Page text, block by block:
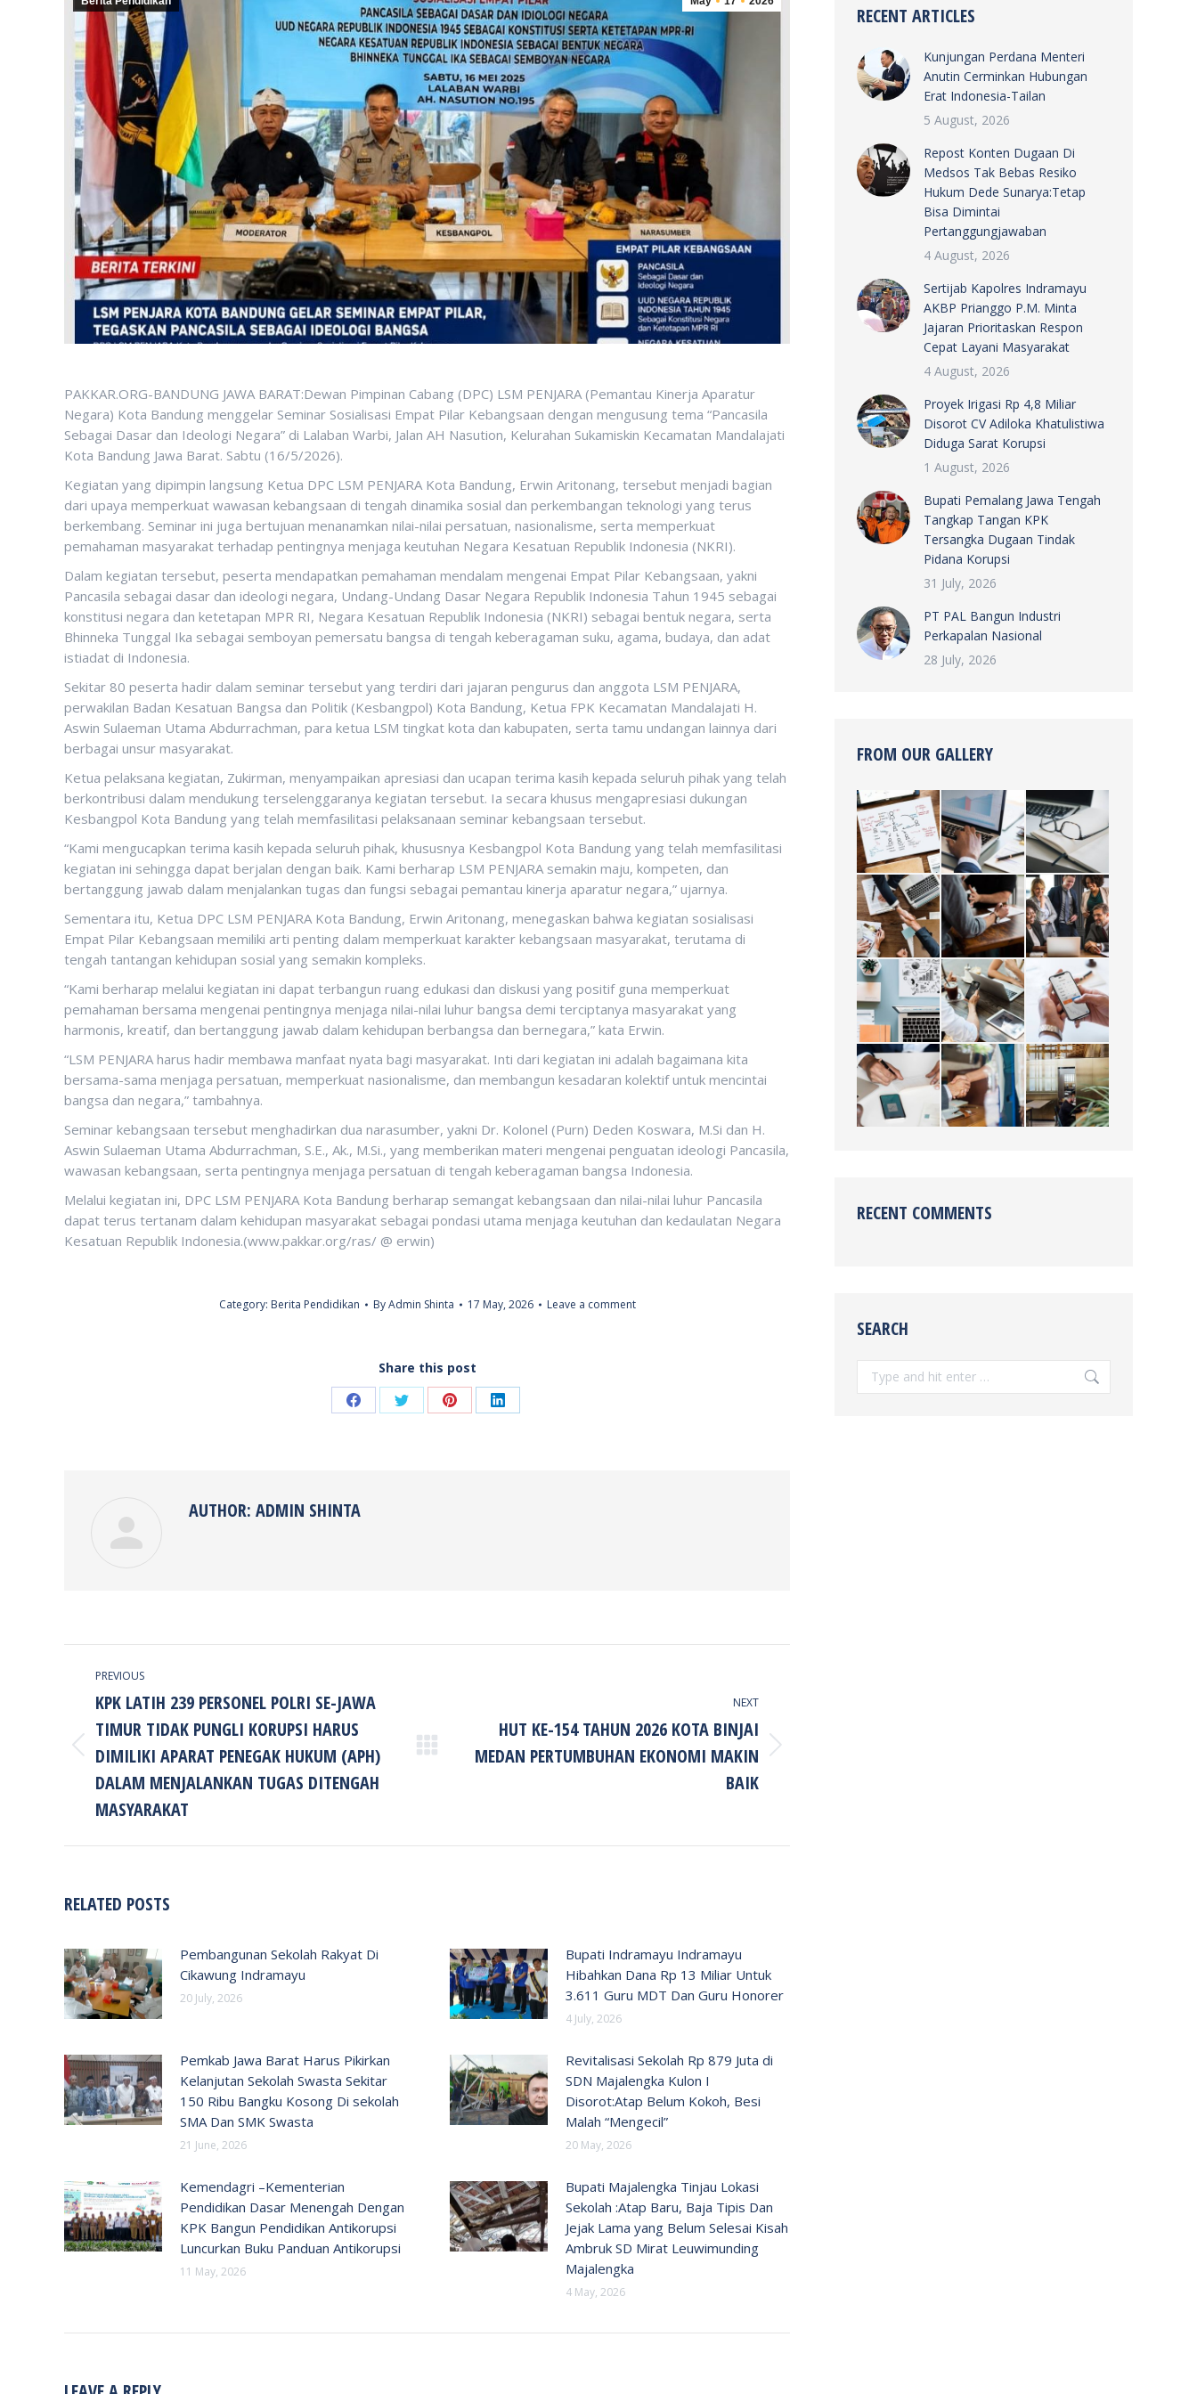
PAKKAR.ORG-BANDUNG JAWA BARAT:Dewan Pimpinan Cabang (DPC) LSM PENJARA (Pemantau Kinerja Aparatur
Negara) Kota Bandung menggelar Seminar Sosialisasi Empat Pilar Kebangsaan dengan mengusung tema “Pancasila
Sebagai Dasar dan Ideologi Negara” di Lalaban Warbi, Jalan AH Nasution, Kelurahan Sukamiskin Kecamatan Mandalajati
Kota Bandung Jawa Barat. Sabtu (16/5/2026).
Kegiatan yang dipimpin langsung Ketua DPC LSM PENJARA Kota Bandung, Erwin Aritonang, tersebut menjadi bagian
dari upaya memperkuat wawasan kebangsaan di tengah dinamika sosial dan perkembangan teknologi yang terus
berkembang. Seminar ini juga bertujuan menanamkan nilai-nilai persatuan, nasionalisme, serta memperkuat
pemahaman masyarakat terhadap pentingnya menjaga keutuhan Negara Kesatuan Republik Indonesia (NKRI).
Dalam kegiatan tersebut, peserta mendapatkan pemahaman mendalam mengenai Empat Pilar Kebangsaan, yakni
Pancasila sebagai dasar dan ideologi negara, Undang-Undang Dasar Negara Republik Indonesia Tahun 1945 sebagai
konstitusi negara dan ketetapan MPR RI, Negara Kesatuan Republik Indonesia (NKRI) sebagai bentuk negara, serta
Bhinneka Tunggal Ika sebagai semboyan pemersatu bangsa di tengah keberagaman suku, agama, budaya, dan adat
istiadat di Indonesia.
Sekitar 80 peserta hadir dalam seminar tersebut yang terdiri dari jajaran pengurus dan anggota LSM PENJARA,
perwakilan Badan Kesatuan Bangsa dan Politik (Kesbangpol) Kota Bandung, Ketua FPK Kecamatan Mandalajati H.
Aswin Sulaeman Utama Abdurrachman, para ketua LSM tingkat kota dan kabupaten, serta tamu undangan lainnya dari
berbagai unsur masyarakat.
Ketua pelaksana kegiatan, Zukirman, menyampaikan apresiasi dan ucapan terima kasih kepada seluruh pihak yang telah
berkontribusi dalam mendukung terselenggaranya kegiatan tersebut. Ia secara khusus mengapresiasi dukungan
Kesbangpol Kota Bandung yang telah memfasilitasi pelaksanaan seminar kebangsaan tersebut.
“Kami mengucapkan terima kasih kepada seluruh pihak, khususnya Kesbangpol Kota Bandung yang telah memfasilitasi
kegiatan ini sehingga dapat berjalan dengan baik. Kami berharap LSM PENJARA semakin maju, kompeten, dan
bertanggung jawab dalam menjalankan tugas dan fungsi sebagai pemantau kinerja aparatur negara,” ujarnya.
Sementara itu, Ketua DPC LSM PENJARA Kota Bandung, Erwin Aritonang, menegaskan bahwa kegiatan sosialisasi
Empat Pilar Kebangsaan memiliki arti penting dalam memperkuat karakter kebangsaan masyarakat, terutama di
tengah tantangan kehidupan sosial yang semakin kompleks.
“Kami berharap melalui kegiatan ini dapat terbangun ruang edukasi dan diskusi yang positif guna memperkuat
pemahaman bersama mengenai pentingnya menjaga nilai-nilai luhur bangsa demi terciptanya masyarakat yang
harmonis, kreatif, dan bertanggung jawab dalam kehidupan berbangsa dan bernegara,” kata Erwin.
“LSM PENJARA harus hadir membawa manfaat nyata bagi masyarakat. Inti dari kegiatan ini adalah bagaimana kita
bersama-sama menjaga persatuan, memperkuat nasionalisme, dan membangun kesadaran kolektif untuk mencintai
bangsa dan negara,” tambahnya.
Seminar kebangsaan tersebut menghadirkan dua narasumber, yakni Dr. Kolonel (Purn) Deden Koswara, M.Si dan H.
Aswin Sulaeman Utama Abdurrachman, S.E., Ak., M.Si., yang memberikan materi mengenai penguatan ideologi Pancasila,
wawasan kebangsaan, serta pentingnya menjaga persatuan di tengah keberagaman bangsa Indonesia.
Melalui kegiatan ini, DPC LSM PENJARA Kota Bandung berharap semangat kebangsaan dan nilai-nilai luhur Pancasila
dapat terus tertanam dalam kehidupan masyarakat sebagai pondasi utama menjaga keutuhan dan kedaulatan Negara
Kesatuan Republik Indonesia.(www.pakkar.org/ras/ @ erwin)
Category: Berita Pendidikan ByAdmin Shinta 17 May, 2026 Leave a comment
Share this post
Share Share Share Share
AUTHOR: ADMIN SHINTA
NAVIGATION
PREVIOUS
Previous
post:
KPK LATIH 239 PERSONEL POLRI SE-JAWA
TIMUR TIDAK PUNGLI KORUPSI HARUS
DIMILIKI APARAT PENEGAK HUKUM (APH)
DALAM MENJALANKAN TUGAS DITENGAH
MASYARAKAT
NEXT
Next
HUT KE-154 TAHUN 2026 KOTA BINJAI
MEDAN PERTUMBUHAN EKONOMI MAKIN
BAIK
RELATED POSTS
Pembangunan Sekolah Rakyat Di
Cikawung Indramayu
20 July, 2026
Bupati Indramayu Indramayu
Hibahkan Dana Rp 13 Miliar Untuk
3.611 Guru MDT Dan Guru Honorer
4 July, 2026
Pemkab Jawa Barat Harus Pikirkan
Kelanjutan Sekolah Swasta Sekitar
150 Ribu Bangku Kosong Di sekolah
SMA Dan SMK Swasta
21 June, 2026
Revitalisasi Sekolah Rp 879 Juta di
SDN Majalengka Kulon I
Disorot:Atap Belum Kokoh, Besi
Malah “Mengecil”
20 May, 2026
Kemendagri –Kementerian
Pendidikan Dasar Menengah Dengan
KPK Bangun Pendidikan Antikorupsi
Luncurkan Buku Panduan Antikorupsi
11 May, 2026
Bupati Majalengka Tinjau Lokasi
Sekolah :Atap Baru, Baja Tipis Dan
Jejak Lama yang Belum Selesai Kisah
Ambruk SD Mirat Leuwimunding
Majalengka
4 May, 2026
RECENT ARTICLES
Kunjungan Perdana Menteri
Anutin Cerminkan Hubungan
Erat Indonesia-Tailan
5 August, 2026
Repost Konten Dugaan Di
Medsos Tak Bebas Resiko
Hukum Dede Sunarya:Tetap
Bisa Dimintai
Pertanggungjawaban
4 August, 2026
Sertijab Kapolres Indramayu
AKBP Prianggo P.M. Minta
Jajaran Prioritaskan Respon
Cepat Layani Masyarakat
4 August, 2026
Proyek Irigasi Rp 4,8 Miliar
Disorot CV Adiloka Khatulistiwa
Diduga Sarat Korupsi
1 August, 2026
Bupati Pemalang Jawa Tengah
Tangkap Tangan KPK
Tersangka Dugaan Tindak
Pidana Korupsi
31 July, 2026
PT PAL Bangun Industri
Perkapalan Nasional
28 July, 2026
FROM OUR GALLERY
RECENT COMMENTS
SEARCH
Search: